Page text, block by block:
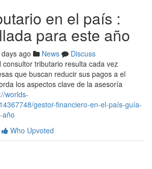
en el país :
para este año
ago News
Discuss
consultor tributario resulta cada vez
que buscan reducir sus pagos a el
los aspectos clave de la asesoría
worlds-
gestor-financiero-en-el-país-guía-
año
Who Upvoted